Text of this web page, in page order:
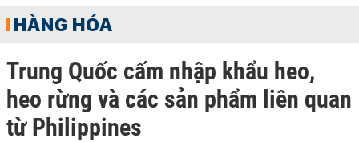
HÀNG HÓA
Trung Quốc cấm nhập khẩu heo,
heo rừng và các sản phẩm liên quan
từ Philippines